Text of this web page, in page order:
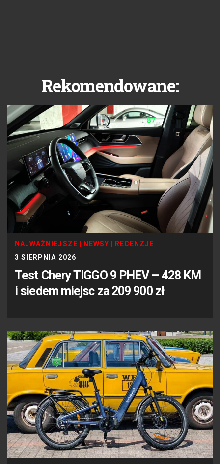
Rekomendowane:
NAJWAŻNIEJSZE NEWSY
RECENZJE
3 SIERPNIA 2026
Test Chery TIGGO 9 PHEV – 428 KM
i siedem miejsc za 209 900 zł